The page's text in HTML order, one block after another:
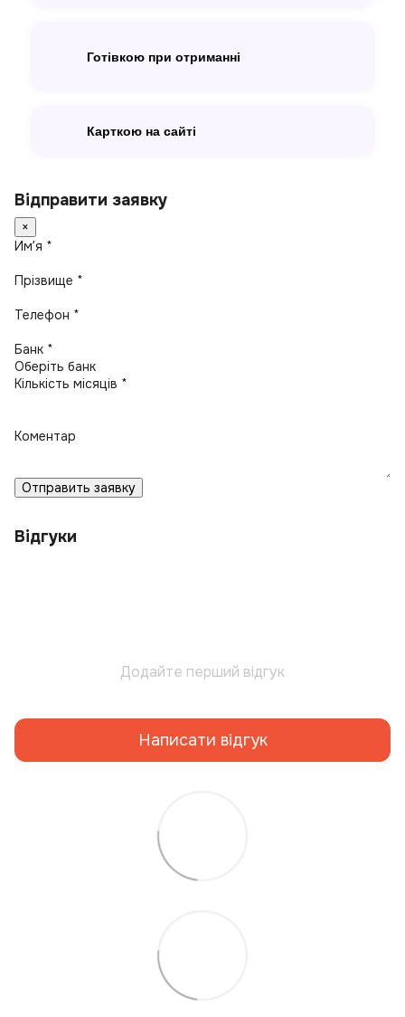
Готівкою при отриманні
Карткою на сайті
Відправити заявку
×
Имʼя *
Прізвище *
Телефон *
Банк *
Кількість місяців *
Коментар
Отправить заявку
Відгуки
Додайте перший відгук
Написати відгук